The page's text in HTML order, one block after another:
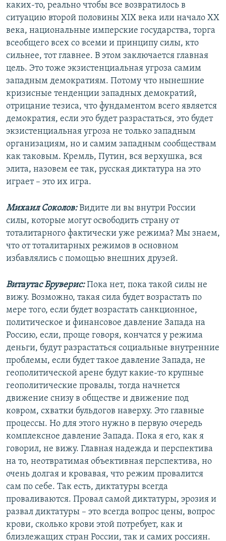
каких-то, реально чтобы все возвратилось в
ситуацию второй половины XIX века или начало ХХ
века, национальные имперские государства, торга
всеобщего всех со всеми и принципу силы, кто
сильнее, тот главнее. В этом заключается главная
цель. Это тоже экзистенциальная угроза самим
западным демократиям. Потому что нынешние
кризисные тенденции западных демократий,
отрицание тезиса, что фундаментом всего является
демократия, если это будет разрастаться, это будет
экзистенциальная угроза не только западным
организациям, но и самим западным сообществам
как таковым. Кремль, Путин, вся верхушка, вся
элита, назовем ее так, русская диктатура на это
играет – это их игра.
Михаил Соколов: Видите ли вы внутри России
силы, которые могут освободить страну от
тоталитарного фактически уже режима? Мы знаем,
что от тоталитарных режимов в основном
избавлялись с помощью внешних друзей.
Витаутас Бруверис: Пока нет, пока такой силы не
вижу. Возможно, такая сила будет возрастать по
мере того, если будет возрастать санкционное,
политическое и финансовое давление Запада на
Россию, если, проще говоря, кончатся у режима
деньги, будут разрастаться социальные внутренние
проблемы, если будет такое давление Запада, не
геополитической арене будут какие-то крупные
геополитические провалы, тогда начнется
движение снизу в обществе и движение под
ковром, схватки бульдогов наверху. Это главные
процессы. Но для этого нужно в первую очередь
комплексное давление Запада. Пока я его, как я
говорил, не вижу. Главная надежда и перспектива
на то, неотвратимая объективная перспектива, но
очень долгая и кровавая, что режим провалится
сам по себе. Так есть, диктатуры всегда
проваливаются. Провал самой диктатуры, эрозия и
развал диктатуры – это всегда вопрос цены, вопрос
крови, сколько крови этой потребует, как и
близлежащих стран России, так и самих россиян.